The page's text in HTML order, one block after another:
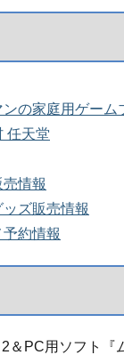
の家庭用ゲーム
任天堂
情報
ズ販売情報
約情報
＆PC用ソフト『